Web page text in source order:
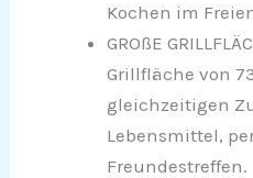
Kochen im
GROßE
Grillfläche von
gleichzeitigen
Lebensmittel,
Freundestreffen.